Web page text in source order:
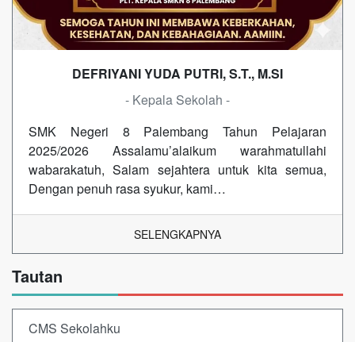
DEFRIYANI YUDA PUTRI, S.T., M.SI
- Kepala Sekolah -
SMK Negeri 8 Palembang Tahun Pelajaran
2025/2026 Assalamu’alaikum warahmatullahi
wabarakatuh, Salam sejahtera untuk kita semua,
Dengan penuh rasa syukur, kami…
SELENGKAPNYA
Tautan
CMS Sekolahku